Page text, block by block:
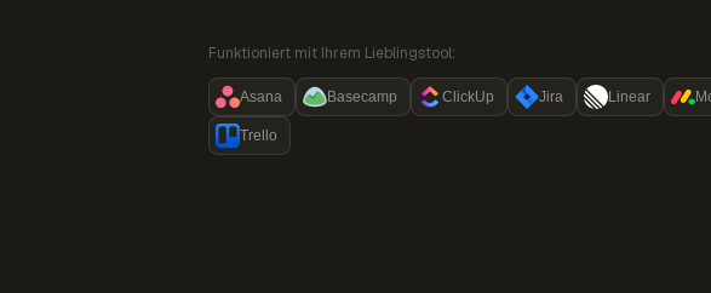
Funktioniert mit Ihrem Lieblingstool:
Asana Basecamp ClickUp Jira Linear
Trello